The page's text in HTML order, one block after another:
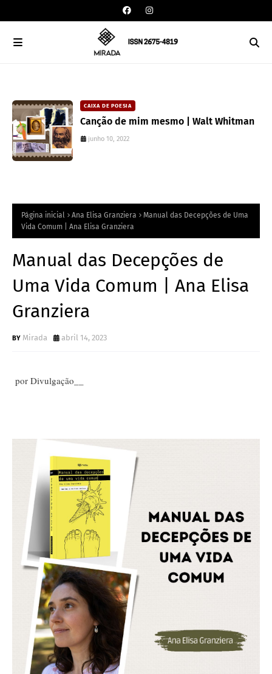
CAIXA DE POESIA
Canção de mim mesmo | Walt Whitman
junho 10, 2022
Página inicial Ana Elisa Granziera
Manual das Decepções de Uma
Vida Comum | Ana Elisa Granziera
Manual das Decepções de
Uma Vida Comum | Ana Elisa
Granziera
Mirada abril 14, 2023
por Divulgação__